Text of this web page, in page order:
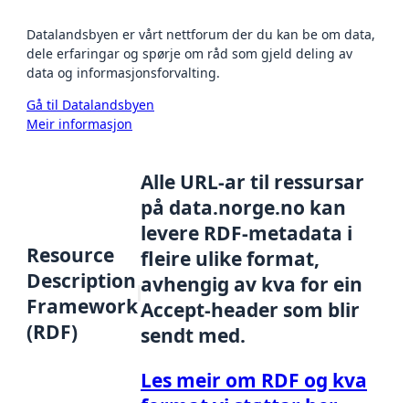
Datalandsbyen er vårt nettforum der du kan be om data,
dele erfaringar og spørje om råd som gjeld deling av
data og informasjonsforvalting.
Gå til Datalandsbyen
Meir informasjon
Resource
Description
Framework
(RDF)
Alle URL-ar til ressursar
på data.norge.no kan
levere RDF-metadata i
fleire ulike format,
avhengig av kva for ein
Accept-header som blir
sendt med.
Les meir om RDF og kva